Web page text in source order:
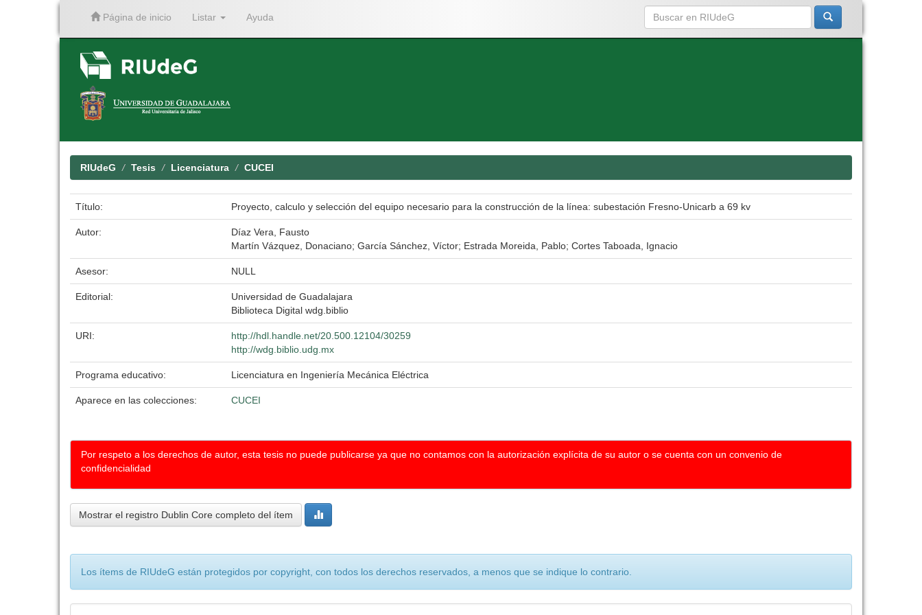
Página de inicio Listar Ayuda
RIUdeG Tesis Licenciatura CUCEI
Título: Proyecto, calculo y selección del equipo necesario para la construcción de la línea: subestación Fresno-Unicarb a 69 kv
Autor:
Díaz Vera, Fausto
Martín Vázquez, Donaciano; García Sánchez, Víctor; Estrada Moreida, Pablo; Cortes Taboada, Ignacio
Asesor: NULL
Editorial:
Universidad de Guadalajara
Biblioteca Digital wdg.biblio
URI:
http://hdl.handle.net/20.500.12104/30259
http://wdg.biblio.udg.mx
Programa educativo: Licenciatura en Ingeniería Mecánica Eléctrica
Aparece en las colecciones: CUCEI
Por respeto a los derechos de autor, esta tesis no puede publicarse ya que no contamos con la autorización explícita de su autor o se cuenta con un convenio de
confidencialidad
Mostrar el registro Dublin Core completo del ítem
Los ítems de RIUdeG están protegidos por copyright, con todos los derechos reservados, a menos que se indique lo contrario.